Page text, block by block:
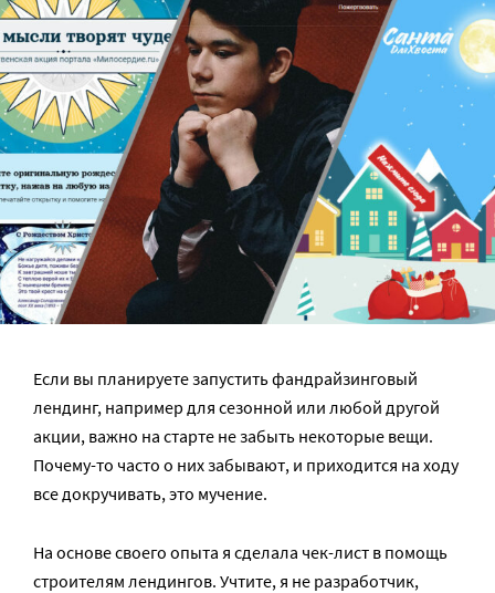
Если вы планируете запустить фандрайзинговый
лендинг, например для сезонной или любой другой
акции, важно на старте не забыть некоторые вещи.
Почему-то часто о них забывают, и приходится на ходу
все докручивать, это мучение.
На основе своего опыта я сделала чек-лист в помощь
строителям лендингов. Учтите, я не разработчик,